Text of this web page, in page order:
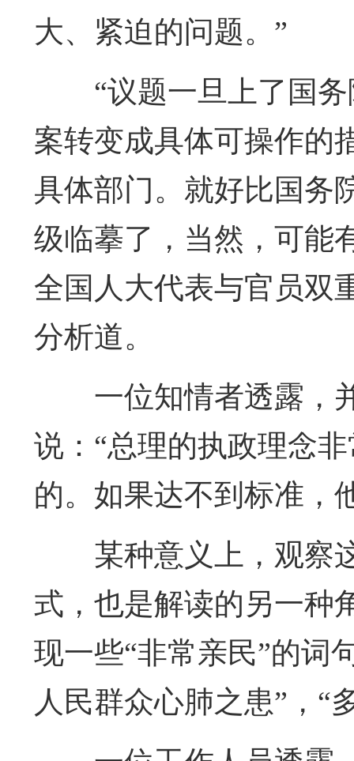
大、紧迫的问题。”
“议题一旦上了国
案转变成具体可操作的
具体部门。就好比国务
级临摹了，当然，可能
全国人大代表与官员双
分析道。
一位知情者透露，
说：“总理的执政理念
的。如果达不到标准，
某种意义上，观察
式，也是解读的另一种
现一些“非常亲民”的词
人民群众心肺之患”，“